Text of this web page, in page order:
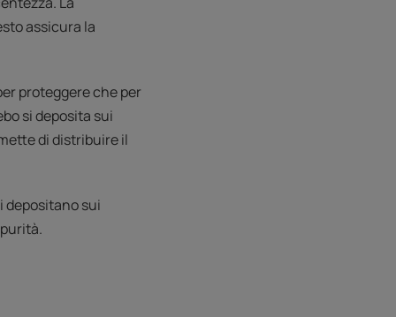
assicura la
proteggere che per
si deposita sui
di distribuire il
depositano sui